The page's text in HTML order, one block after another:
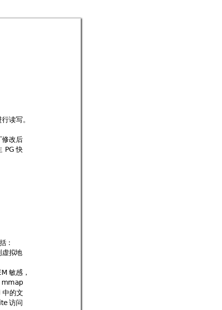
行读写
修改后
 快
：
虚拟地
敏感，
#
中的文
 访问